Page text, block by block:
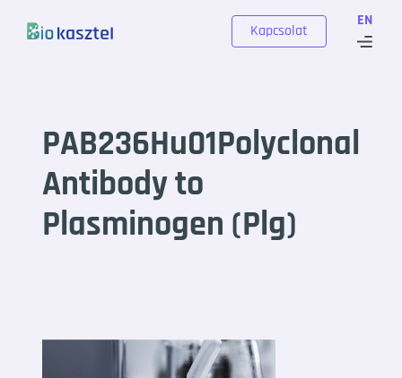
EN
Kapcsolat
PAB236Hu01Polyclonal
Antibody to
Plasminogen (Plg)